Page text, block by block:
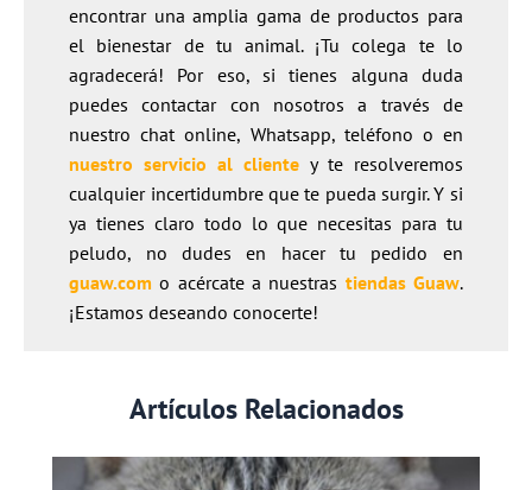
encontrar una amplia gama de productos para
el bienestar de tu animal. ¡Tu colega te lo
agradecerá! Por eso, si tienes alguna duda
puedes contactar con nosotros a través de
nuestro chat online, Whatsapp, teléfono o en
nuestro servicio al cliente y te resolveremos
cualquier incertidumbre que te pueda surgir. Y si
ya tienes claro todo lo que necesitas para tu
peludo, no dudes en hacer tu pedido en
guaw.com o acércate a nuestras tiendas Guaw.
¡Estamos deseando conocerte!
Artículos Relacionados